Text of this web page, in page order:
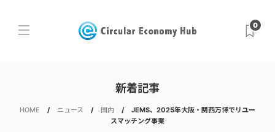
0
新着記事
HOME ニュース 国内
JEMS、2025年大阪・関西万博でリユー
スマッチング事業